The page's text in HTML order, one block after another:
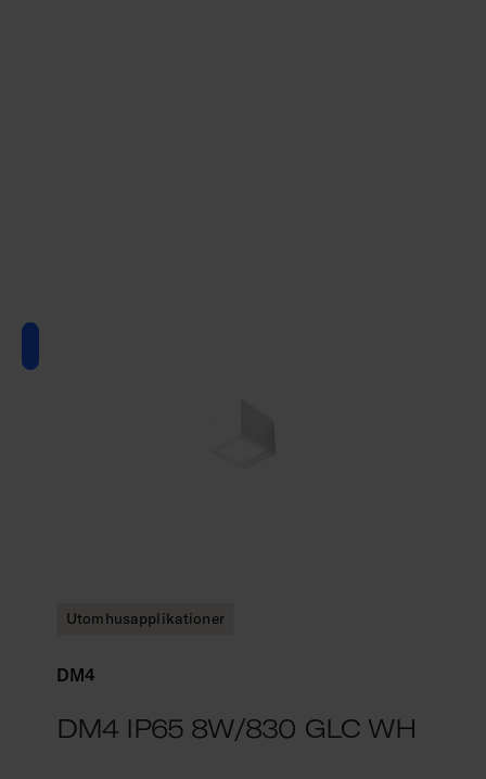
Utomhusapplikationer
DM4
DM4 IP65 8W/830 GLC WH